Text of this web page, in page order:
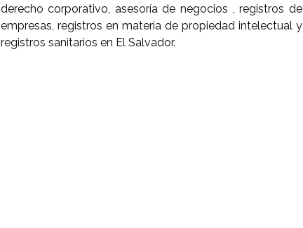
derecho corporativo, asesoría de negocios , registros de
empresas, registros en materia de propiedad intelectual y
registros sanitarios en El Salvador.